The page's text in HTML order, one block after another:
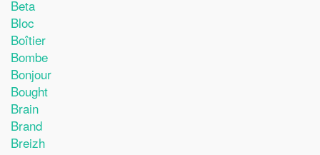
Beta
Bloc
Boîtier
Bombe
Bonjour
Bought
Brain
Brand
Breizh